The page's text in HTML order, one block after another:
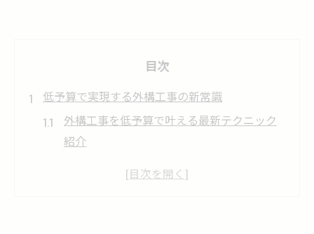
目次
低予算で実現する外構工事の新常識
外構工事を低予算で叶える最新テクニック
紹介